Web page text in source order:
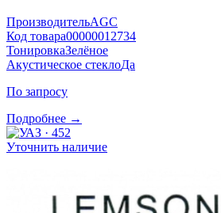
ПроизводительAGC
Код товара00000012734
ТонировкаЗелёное
Акустическое стеклоДа
По запросу
Подробнее →
Уточнить наличие